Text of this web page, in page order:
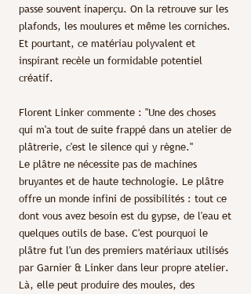
passe souvent inaperçu. On la retrouve sur les
plafonds, les moulures et même les corniches.
Et pourtant, ce matériau polyvalent et
inspirant recèle un formidable potentiel
créatif.
Florent Linker commente : "Une des choses
qui m'a tout de suite frappé dans un atelier de
plâtrerie, c'est le silence qui y règne."
Le plâtre ne nécessite pas de machines
bruyantes et de haute technologie. Le plâtre
offre un monde infini de possibilités : tout ce
dont vous avez besoin est du gypse, de l'eau et
quelques outils de base. C'est pourquoi le
plâtre fut l'un des premiers matériaux utilisés
par Garnier & Linker dans leur propre atelier.
Là, elle peut produire des moules, des